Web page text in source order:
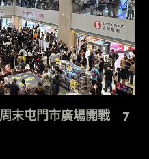
周末屯門市廣場開戰 7